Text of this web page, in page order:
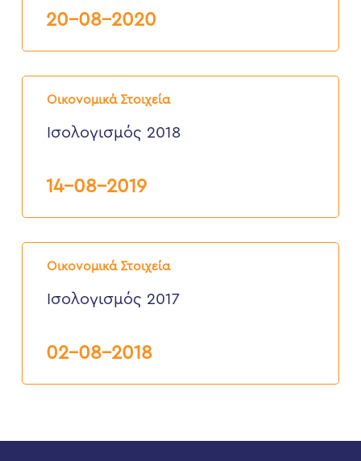
20-08-2020
Οικονομικά Στοιχεία
Ισολογισμός
2018
Ισολογισμός 2018
14-08-2019
Οικονομικά Στοιχεία
Ισολογισμός
2017
Ισολογισμός 2017
02-08-2018